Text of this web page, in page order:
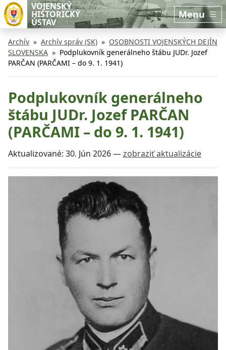
Preskočiť na hlavný obsah
Preskočiť na bočnú lištu
VOJENSKÝ
HISTORICKÝ
ÚSTAV
Menu
Archív Archív správ (SK)
OSOBNOSTI VOJENSKÝCH DEJÍN
SLOVENSKA
Podplukovník generálneho štábu JUDr. Jozef
PARČAN (PARČAMI – do 9. 1. 1941)
Podplukovník generálneho
štábu JUDr. Jozef PARČAN
(PARČAMI – do 9. 1. 1941)
Aktualizované: 30. Jún 2026—zobraziť aktualizácie